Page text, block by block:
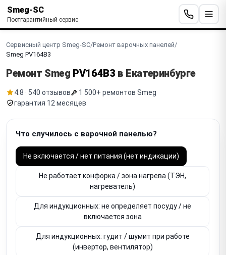
Smeg-SC
Постгарантийный сервис
Сервисный центр Smeg-SC/Ремонт варочных панелей/
Smeg PV164B3
Ремонт Smeg PV164B3 в Екатеринбурге
4.8 · 540 отзывов
1 500+ ремонтов Smeg
гарантия 12 месяцев
Что случилось с варочной панелью?
Не включается / нет питания (нет индикации)
Не работает конфорка / зона нагрева (ТЭН,
нагреватель)
Для индукционных: не определяет посуду / не
включается зона
Для индукционных: гудит / шумит при работе
(инвертор, вентилятор)